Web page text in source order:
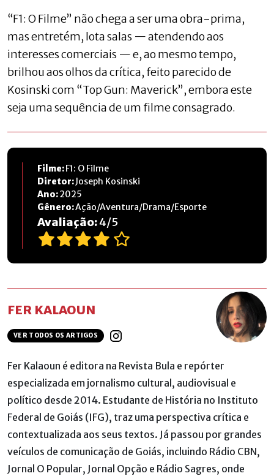
“F1: O Filme” não chega a ser uma obra-prima,
mas entretém, lota salas — atendendo aos
interesses comerciais — e, ao mesmo tempo,
brilhou aos olhos da crítica, feito parecido de
Kosinski com “Top Gun: Maverick”, embora este
seja uma sequência de um filme consagrado.
Filme:F1: O Filme
Diretor: Joseph Kosinski
Ano:2025
Gênero:Ação/Aventura/Drama/Esporte
Avaliação:4/5
FER KALAOUN
VER TODOS OS ARTIGOS
Fer Kalaoun é editora na Revista Bula e repórter
especializada em jornalismo cultural, audiovisual e
político desde 2014. Estudante de História no Instituto
Federal de Goiás (IFG), traz uma perspectiva crítica e
contextualizada aos seus textos. Já passou por grandes
veículos de comunicação de Goiás, incluindo Rádio CBN,
Jornal O Popular, Jornal Opção e Rádio Sagres, onde